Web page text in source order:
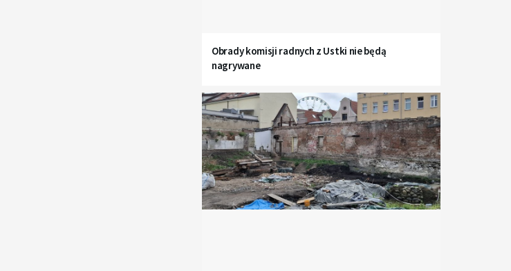
Obrady komisji radnych z Ustki nie będą
nagrywane